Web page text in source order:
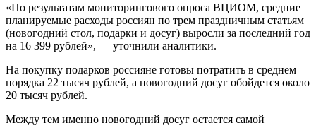
«По результатам мониторингового опроса ВЦИОМ, средние
планируемые расходы россиян по трем праздничным статьям
(новогодний стол, подарки и досуг) выросли за последний год
на 16 399 рублей», — уточнили аналитики.
На покупку подарков россияне готовы потратить в среднем
порядка 22 тысяч рублей, а новогодний досуг обойдется около
20 тысяч рублей.
Между тем именно новогодний досуг остается самой